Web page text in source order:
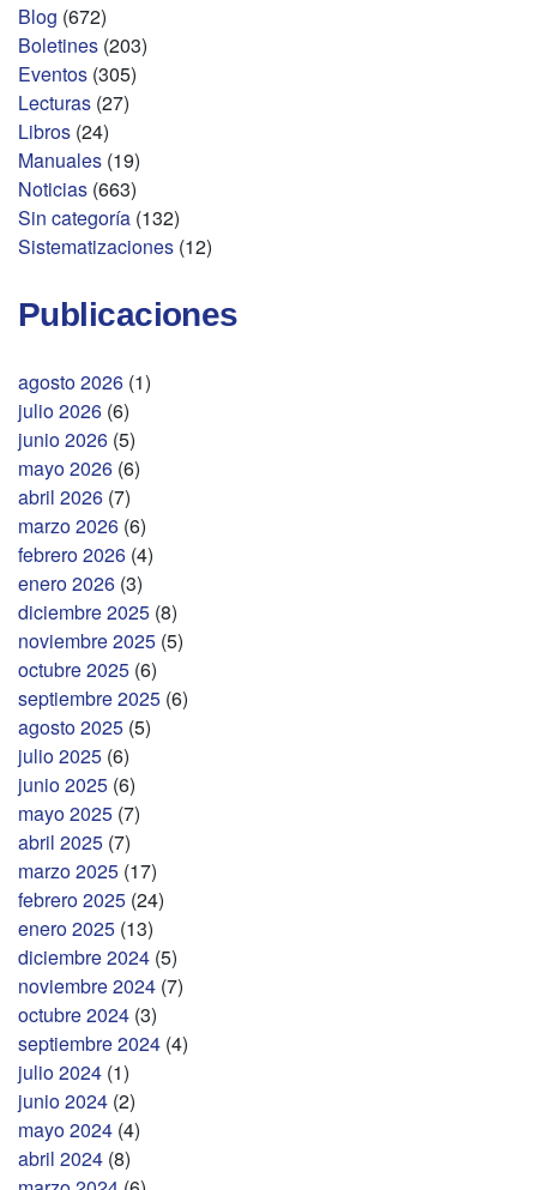
Blog (672)
Boletines (203)
Eventos (305)
Lecturas (27)
Libros (24)
Manuales (19)
Noticias (663)
Sin categoría (132)
Sistematizaciones (12)
Publicaciones
agosto 2026 (1)
julio 2026 (6)
junio 2026 (5)
mayo 2026 (6)
abril 2026 (7)
marzo 2026 (6)
febrero 2026 (4)
enero 2026 (3)
diciembre 2025 (8)
noviembre 2025 (5)
octubre 2025 (6)
septiembre 2025 (6)
agosto 2025 (5)
julio 2025 (6)
junio 2025 (6)
mayo 2025 (7)
abril 2025 (7)
marzo 2025 (17)
febrero 2025 (24)
enero 2025 (13)
diciembre 2024 (5)
noviembre 2024 (7)
octubre 2024 (3)
septiembre 2024 (4)
julio 2024 (1)
junio 2024 (2)
mayo 2024 (4)
abril 2024 (8)